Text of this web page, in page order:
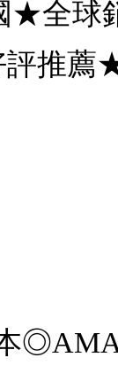
★全球
推薦